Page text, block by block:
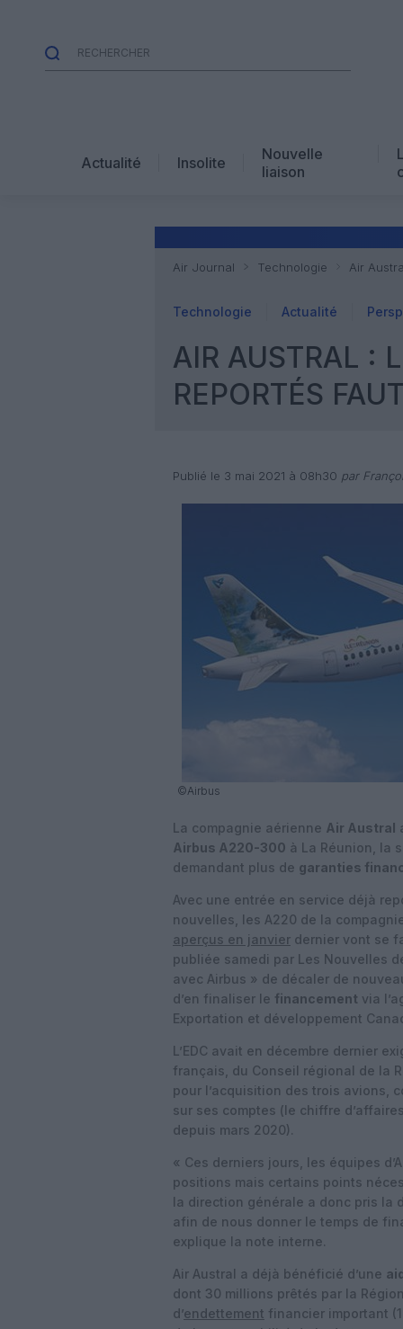
Actualité Insolite
Nouvelle
liaison
Air Journal Technologie Air
Technologie Actualité
AIR AUSTRAL :
REPORTÉS
Publié le 3 mai 2021 à 08h30 par
©Airbus
La compagnie aérienne Air Austral
Airbus A220-300 à La Réunion, la
demandant plus de garanties
Avec une entrée en service déjà
nouvelles, les A220 de la
aperçus en janvier dernier vont se
publiée samedi par Les Nouvelles
avec Airbus » de décaler de
d’en finaliser le financement via
Exportation et développement
L’EDC avait en décembre dernier
français, du Conseil régional de la
pour l’acquisition des trois avions,
sur ses comptes (le chiffre
depuis mars 2020).
« Ces derniers jours, les équipes
positions mais certains points
la direction générale a donc pris la
afin de nous donner le temps de
explique la note interne.
Air Austral a déjà bénéficié d’une
dont 30 millions prêtés par la
d’endettement financier important